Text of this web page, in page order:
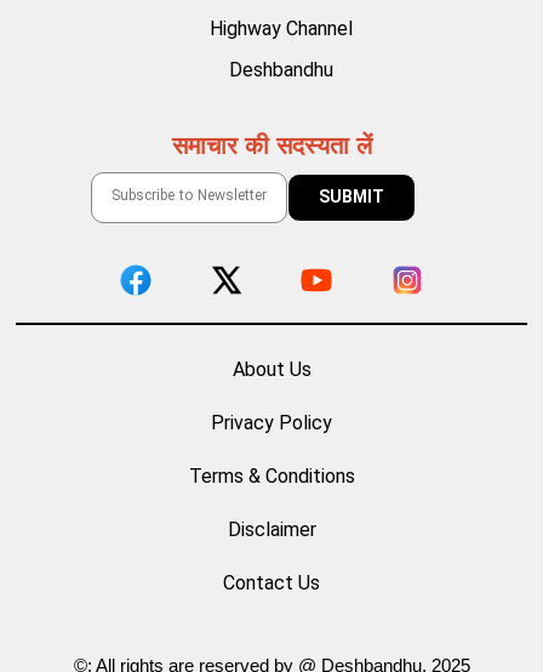
Highway Channel
Deshbandhu
समाचार की सदस्यता लें
About Us
Privacy Policy
Terms & Conditions
Disclaimer
Contact Us
©: All rights are reserved by @ Deshbandhu. 2025